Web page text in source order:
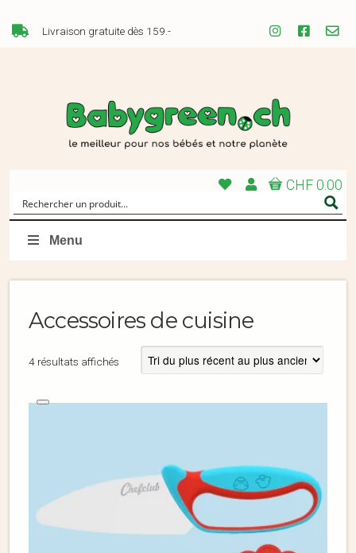
Livraison gratuite dès 159.-
CHF 0.00
Menu
Accessoires de cuisine
4 résultats affichés